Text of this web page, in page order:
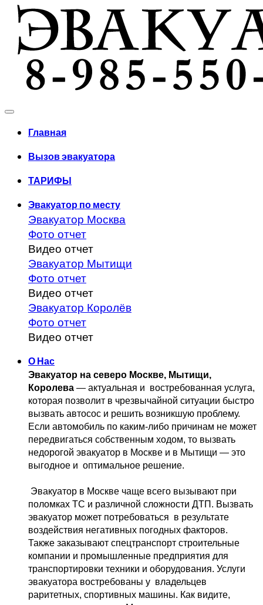
Главная
Вызов эвакуатора
ТАРИФЫ
Эвакуатор по месту
Эвакуатор Москва
Фото отчет
Видео отчет
Эвакуатор Мытищи
Фото отчет
Видео отчет
Эвакуатор Королёв
Фото отчет
Видео отчет
О Нас
Эвакуатор на северо Москве, Мытищи,
Королева — актуальная и востребованная услуга,
Если автомобиль по каким-либо причинам не может
передвигаться собственным ходом, то вызвать
недорогой эвакуатор в Москве и в Мытищи — это
выгодное и оптимальное решение.
поломках ТС и различной сложности ДТП. Вызвать
эвакуатор может потребоваться  в результате
воздействия негативных погодных факторов.
Также заказывают спецтранспорт строительные
компании и промышленные предприятия для
транспортировки техники и оборудования. Услуги
эвакуатора востребованы у  владельцев
раритетных, спортивных машины. Как видите,